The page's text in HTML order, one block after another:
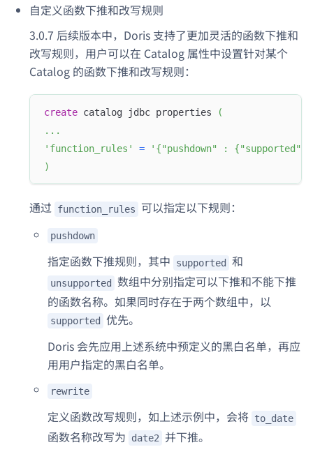
自定义函数下推和改写规则
3.0.7 后续版本中，Doris 支持了更加灵活的函数下推和
改写规则，用户可以在 Catalog 属性中设置针对某个
Catalog 的函数下推和改写规则：
create catalog jdbc properties
(
. . .
'function_rules'
=
'{"pushdown" :
)
通过 function_rules 可以指定以下规则：
pushdown
指定函数下推规则，其中 supported 和
unsupported
数组中分别指定可以下推和不能下推
的函数名称。如果同时存在于两个数组中，以
supported
优先。
Doris 会先应用上述系统中预定义的黑白名单，再应
用用户指定的黑白名单。
rewrite
定义函数改写规则，如上述示例中，会将 to_date
函数名称改写为 date2 并下推。